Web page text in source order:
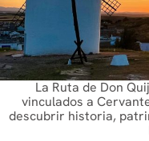
La Ruta de Don
vinculados a
descubrir historia,